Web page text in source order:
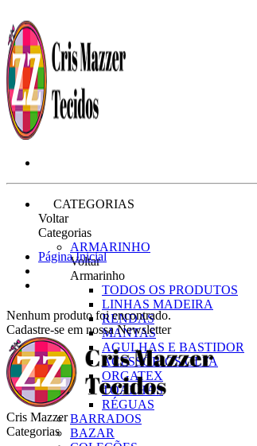
CATEGORIAS
Voltar
Categorias
ARMARINHO
Voltar
Armarinho
TODOS OS PRODUTOS
LINHAS MADEIRA
RENDAS
MANTAS
AGULHAS E BASTIDOR
ACESSÓRIOS OLFA
ORGATEX
TOALHAS
RÉGUAS
BARRADOS
BAZAR
Página Inicial
Nenhum produto foi encontrado.
Cadastre-se em nossa Newsletter
Cris Mazzer
Categorias